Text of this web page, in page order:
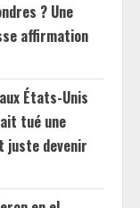
? Une
affirmation
États-Unis
tué une
juste devenir